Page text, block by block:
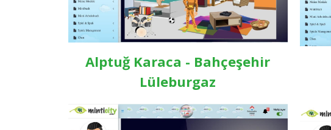
Alptuğ Karaca - Bahçeşehir
Lüleburgaz